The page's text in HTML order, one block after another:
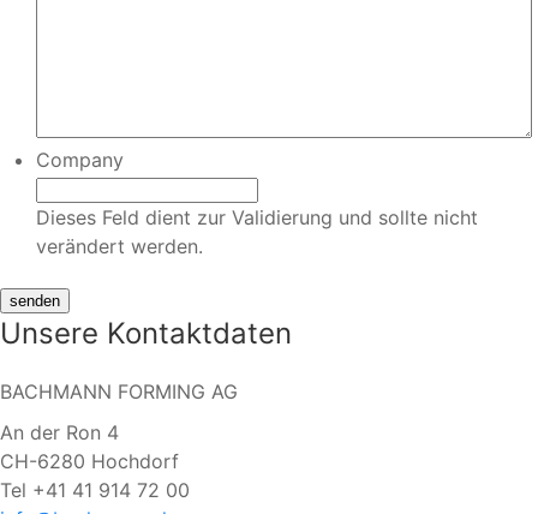
Company
Dieses Feld dient zur Validierung und sollte nicht
verändert werden.
Unsere Kontaktdaten
BACHMANN FORMING AG
An der Ron 4
CH-6280 Hochdorf
Tel +41 41 914 72 00